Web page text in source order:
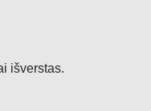
išverstas.